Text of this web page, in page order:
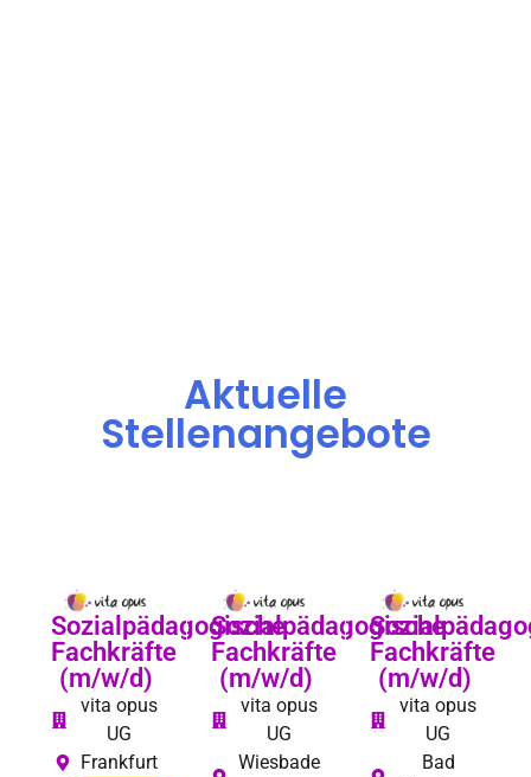
Aktuelle
Stellenangebote
Sozialpädagogische
Fachkräfte
(m/w/d)
vita opus
UG
Frankfurt
Sozialpädagogische
Fachkräfte
(m/w/d)
vita opus
UG
Wiesbade
Fachkräfte
(m/w/d)
vita opus
UG
Bad